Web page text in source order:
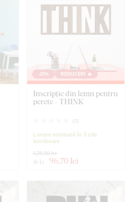
-25% REDUCERI 🔥
Inscripție din lemn pentru
perete - THINK
( 0)
Livrare estimată în 3 zile
lucrătoare
de la 96,70 lei
128,90 lei